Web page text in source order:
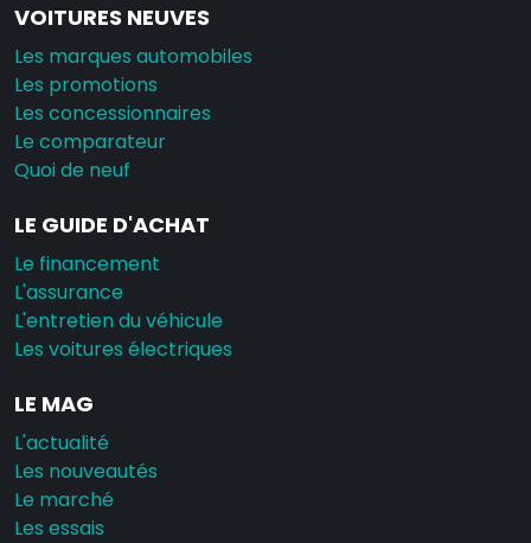
VOITURES NEUVES
Les marques automobiles
Les promotions
Les concessionnaires
Le comparateur
Quoi de neuf
LE GUIDE D'ACHAT
Le financement
L'assurance
L'entretien du véhicule
Les voitures électriques
LE MAG
L'actualité
Les nouveautés
Le marché
Les essais